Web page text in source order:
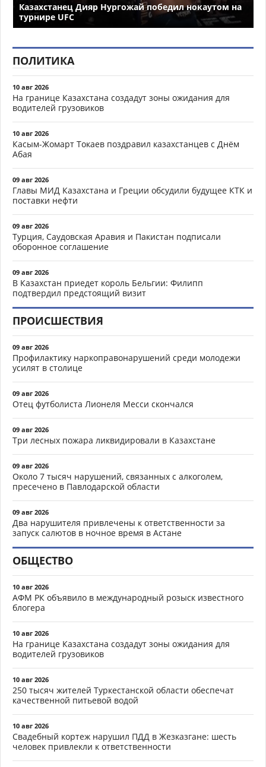
Казахстанец Дияр Нургожай победил нокаутом на
турнире UFC
ПОЛИТИКА
10 авг 2026
На границе Казахстана создадут зоны ожидания для
водителей грузовиков
10 авг 2026
Касым-Жомарт Токаев поздравил казахстанцев с Днём
Абая
09 авг 2026
Главы МИД Казахстана и Греции обсудили будущее КТК и
поставки нефти
09 авг 2026
Турция, Саудовская Аравия и Пакистан подписали
оборонное соглашение
09 авг 2026
В Казахстан приедет король Бельгии: Филипп
подтвердил предстоящий визит
ПРОИСШЕСТВИЯ
09 авг 2026
Профилактику наркоправонарушений среди молодежи
усилят в столице
09 авг 2026
Отец футболиста Лионеля Месси скончался
09 авг 2026
Три лесных пожара ликвидировали в Казахстане
09 авг 2026
Около 7 тысяч нарушений, связанных с алкоголем,
пресечено в Павлодарской области
09 авг 2026
Два нарушителя привлечены к ответственности за
запуск салютов в ночное время в Астане
ОБЩЕСТВО
10 авг 2026
АФМ РК объявило в международный розыск известного
блогера
10 авг 2026
На границе Казахстана создадут зоны ожидания для
водителей грузовиков
10 авг 2026
250 тысяч жителей Туркестанской области обеспечат
качественной питьевой водой
10 авг 2026
Свадебный кортеж нарушил ПДД в Жезказгане: шесть
человек привлекли к ответственности